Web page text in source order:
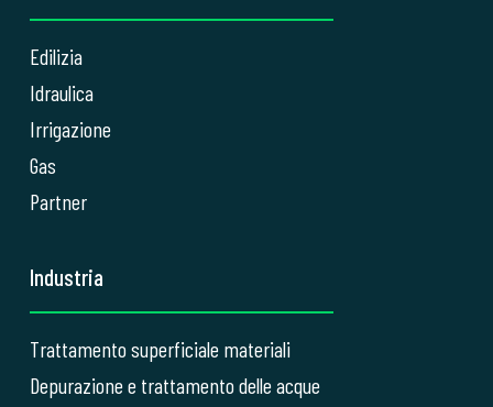
Edilizia
Idraulica
Irrigazione
Gas
Partner
Industria
Trattamento superficiale materiali
Depurazione e trattamento delle acque